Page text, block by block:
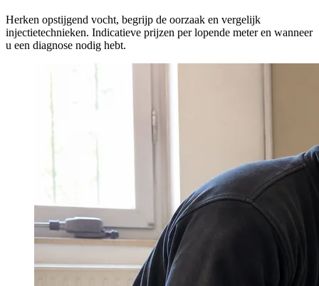
Herken opstijgend vocht, begrijp de oorzaak en vergelijk
injectietechnieken. Indicatieve prijzen per lopende meter en wanneer
u een diagnose nodig hebt.